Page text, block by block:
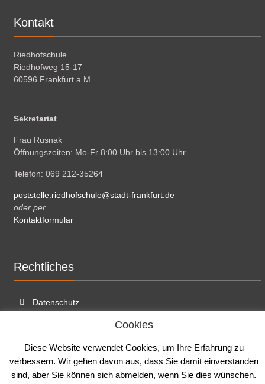
Kontakt
Riedhofschule
Riedhofweg 15-17
60596 Frankfurt a.M.
Sekretariat
Frau Rusnak
Öffnungszeiten: Mo-Fr 8:00 Uhr bis 13:00 Uhr
Telefon: 069 212-35264
poststelle.riedhofschule@stadt-frankfurt.de
oder per
Kontaktformular
Rechtliches
Datenschutz
Cookies
Diese Website verwendet Cookies, um Ihre Erfahrung zu
verbessern. Wir gehen davon aus, dass Sie damit einverstanden
sind, aber Sie können sich abmelden, wenn Sie dies wünschen.